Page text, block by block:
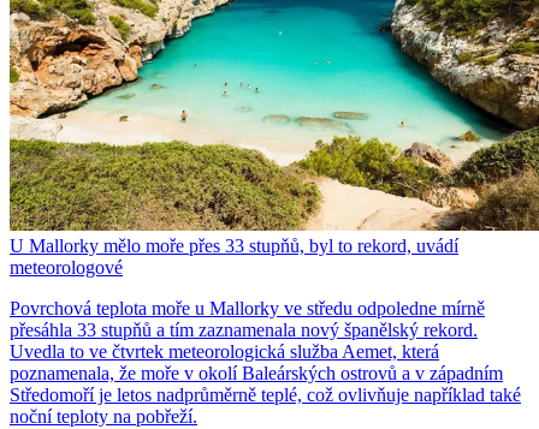
U Mallorky mělo moře přes 33 stupňů, byl to rekord, uvádí
meteorologové
Povrchová teplota moře u Mallorky ve středu odpoledne mírně
přesáhla 33 stupňů a tím zaznamenala nový španělský rekord.
Uvedla to ve čtvrtek meteorologická služba Aemet, která
poznamenala, že moře v okolí Baleárských ostrovů a v západním
Středomoří je letos nadprůměrně teplé, což ovlivňuje například také
noční teploty na pobřeží.